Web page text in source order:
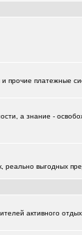
(удаленно))
маршрутки
(омич)
фотоэпиляц
и прочие платежные
а знание -
реально выгодных
активного